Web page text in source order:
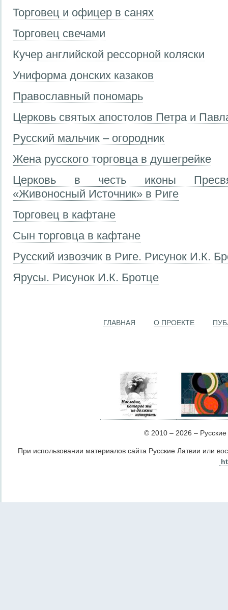
Торговец и офицер в санях
Торговец свечами
Кучер английской рессорной коляски
Униформа донских казаков
Православный пономарь
Церковь святых апостолов Петра и
Русский мальчик – огородник
Жена русского торговца в душегрейке
Церковь в честь иконы
«Живоносный Источник» в Риге
Торговец в кафтане
Сын торговца в кафтане
Русский извозчик в Риге. Рисунок И.К.
Ярусы. Рисунок И.К. Бротце
ГЛАВНАЯ О ПРОЕКТЕ
© 2010 – 2026 –
При использовании материалов сайта Русские Латвии или